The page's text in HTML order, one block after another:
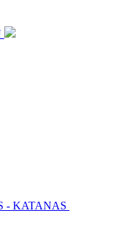
- KATANAS